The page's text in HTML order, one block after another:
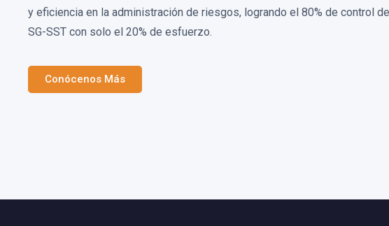
y eficiencia en la administración de riesgos, logrando el 80% de control
SG-SST con solo el 20% de esfuerzo.
Conócenos Más